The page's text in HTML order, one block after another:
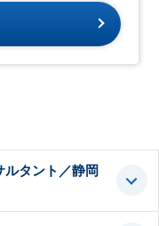
タント／静岡